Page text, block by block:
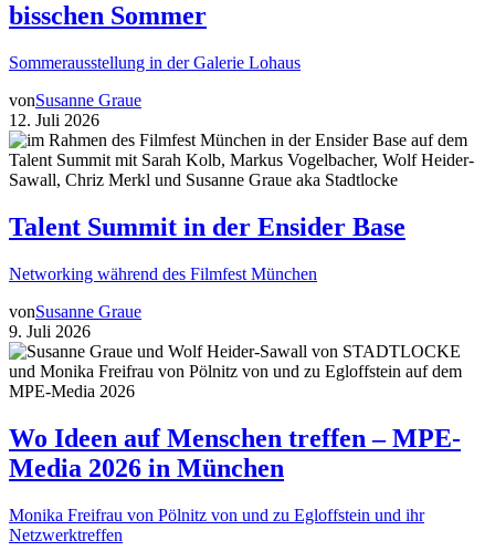
bisschen Sommer
Sommerausstellung in der Galerie Lohaus
vonSusanne Graue
12. Juli 2026
Talent Summit in der Ensider Base
Networking während des Filmfest München
vonSusanne Graue
9. Juli 2026
Wo Ideen auf Menschen treffen – MPE-
Media 2026 in München
Monika Freifrau von Pölnitz von und zu Egloffstein und ihr
Netzwerktreffen